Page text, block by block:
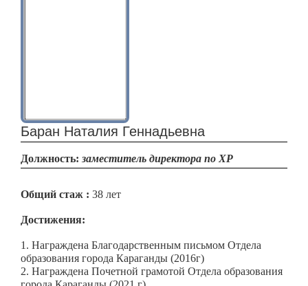
Баран Наталия Геннадьевна
Должность: заместитель директора по ХР
Общий стаж : 38 лет
Достижения:
1. Награждена Благодарственным письмом Отдела
образования города Караганды (2016г)
2. Награждена Почетной грамотой Отдела образования